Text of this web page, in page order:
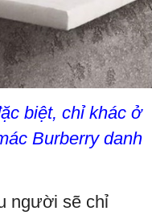
biệt, chỉ khác ở
Burberry danh
người sẽ chỉ